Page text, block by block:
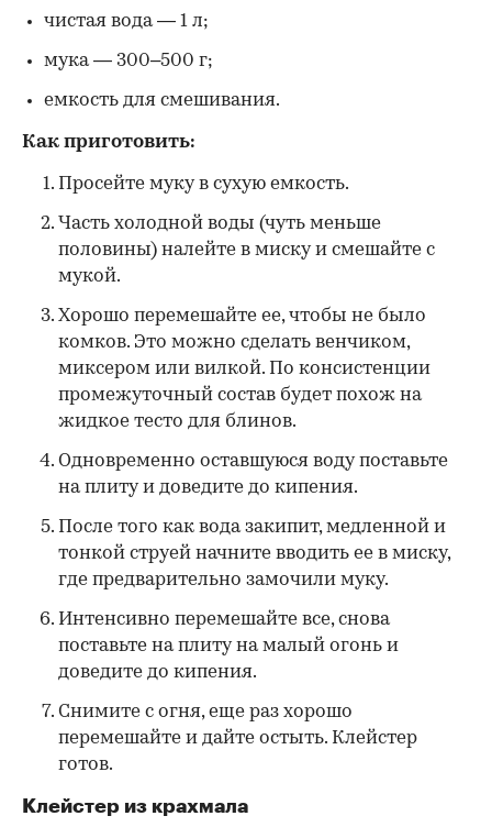
чистая вода — 1 л;
мука — 300–500 г;
емкость для смешивания.
Как приготовить:
Просейте муку в сухую емкость.
Часть холодной воды (чуть меньше
половины) налейте в миску и смешайте с
мукой.
Хорошо перемешайте ее, чтобы не было
комков. Это можно сделать венчиком,
миксером или вилкой. По консистенции
промежуточный состав будет похож на
жидкое тесто для блинов.
Одновременно оставшуюся воду поставьте
на плиту и доведите до кипения.
После того как вода закипит, медленной и
тонкой струей начните вводить ее в миску,
где предварительно замочили муку.
Интенсивно перемешайте все, снова
поставьте на плиту на малый огонь и
доведите до кипения.
Снимите с огня, еще раз хорошо
перемешайте и дайте остыть. Клейстер
готов.
Клейстер из крахмала